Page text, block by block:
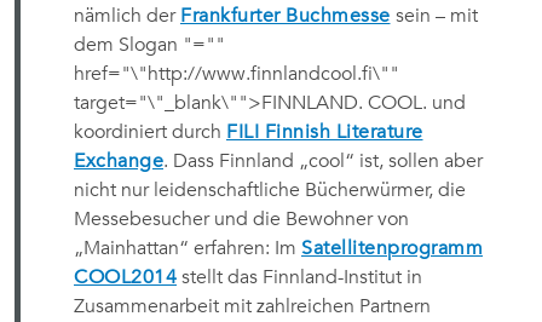
nämlich der Frankfurter Buchmesse sein – mit
dem Slogan "=""
href="\"http://www.finnlandcool.fi\""
target="\"_blank\"">FINNLAND. COOL. und
koordiniert durch FILI Finnish Literature
Exchange. Dass Finnland „cool“ ist, sollen aber
nicht nur leidenschaftliche Bücherwürmer, die
Messebesucher und die Bewohner von
„Mainhattan“ erfahren: Im Satellitenprogramm
COOL2014 stellt das Finnland-Institut in
Zusammenarbeit mit zahlreichen Partnern